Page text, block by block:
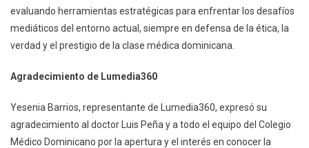
evaluando herramientas estratégicas para enfrentar los desafíos
mediáticos del entorno actual, siempre en defensa de la ética, la
verdad y el prestigio de la clase médica dominicana.
Agradecimiento de Lumedia360
Yesenia Barrios, representante de Lumedia360, expresó su
agradecimiento al doctor Luis Peña y a todo el equipo del Colegio
Médico Dominicano por la apertura y el interés en conocer la